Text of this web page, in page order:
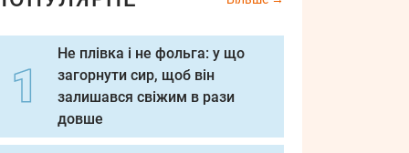
Не плівка і не фольга: у що
загорнути сир, щоб він
залишався свіжим в рази
довше